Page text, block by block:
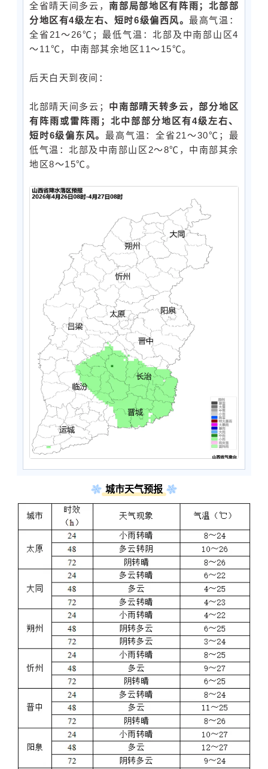
全省晴天间多云， 南部局部地区有阵雨；北部部
分地区有4级左右、短时6级偏西风。最高气温：
全省21～26℃；最低气温：北部及中南部山区4
～11℃，中南部其余地区11～15℃。
后天白天到夜间：
北部晴天间多云； 中南部晴天转多云，部分地区
有阵雨或雷阵雨；北中部部分地区有4级左右、
短时6级偏东风。最高气温：全省21～30℃；最
低气温：北部及中南部山区2～8℃，中南部其余
地区8～15℃。
城市天气预报